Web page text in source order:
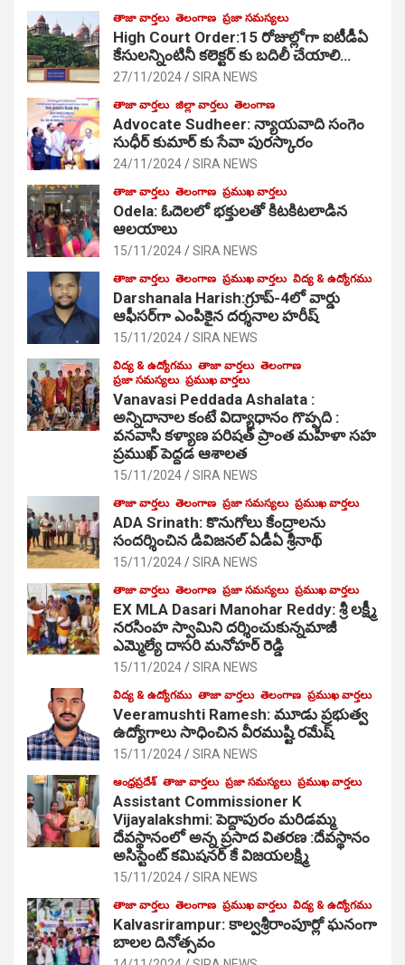
తాజా వార్తలు తెలంగాణ ప్రజా సమస్యలు
High Court Order:15 రోజుల్లోగా ఐటీడీఏ
కేసులన్నింటినీ కలెక్టర్ కు బదిలీ చేయాలి…
27/11/2024 SIRA NEWS
తాజా వార్తలు జిల్లా వార్తలు తెలంగాణ
Advocate Sudheer: న్యాయవాది సంగెం
సుధీర్ కుమార్ కు సేవా పురస్కారం
24/11/2024 SIRA NEWS
తాజా వార్తలు తెలంగాణ ప్రముఖ వార్తలు
Odela: ఓదెల‌లో భక్తులతో కిటకిటలాడిన
ఆల‌యాలు
15/11/2024 SIRA NEWS
తాజా వార్తలు తెలంగాణ ప్రముఖ వార్తలు విద్య & ఉద్యోగము
Darshanala Harish:గ్రూప్-4లో వార్డు
ఆఫీసర్‌గా ఎంపికైన దర్శనాల హరీష్
15/11/2024 SIRA NEWS
విద్య & ఉద్యోగము తాజా వార్తలు తెలంగాణ
ప్రజా సమస్యలు ప్రముఖ వార్తలు
Vanavasi Peddada Ashalata :
అన్నిదానాల కంటే విద్యాధానం గొప్పది :
వనవాసి కళ్యాణ పరిషత్ ప్రాంత మహిళా సహ
ప్రముఖ్ పెద్దడ ఆశాలత
15/11/2024 SIRA NEWS
తాజా వార్తలు తెలంగాణ ప్రజా సమస్యలు ప్రముఖ వార్తలు
ADA Srinath: కొనుగోలు కేంద్రాల‌ను
సంద‌ర్శించిన డివిజనల్ ఏడీఏ శ్రీనాథ్
15/11/2024 SIRA NEWS
తాజా వార్తలు తెలంగాణ ప్రజా సమస్యలు ప్రముఖ వార్తలు
EX MLA Dasari Manohar Reddy: శ్రీ లక్ష్మీ
నరసింహ స్వామిని దర్శించుకున్నమాజీ
ఎమ్మెల్యే దాసరి మనోహర్ రెడ్డి
15/11/2024 SIRA NEWS
విద్య & ఉద్యోగము తాజా వార్తలు తెలంగాణ ప్రముఖ వార్తలు
Veeramushti Ramesh: మూడు ప్రభుత్వ
ఉద్యోగాలు సాధించిన వీరముష్టి రమేష్
15/11/2024 SIRA NEWS
ఆంధ్రప్రదేశ్ తాజా వార్తలు ప్రజా సమస్యలు ప్రముఖ వార్తలు
Assistant Commissioner K
Vijayalakshmi: పెద్దాపురం మరిడమ్మ
దేవస్థానంలో అన్న ప్రసాద వితరణ :దేవస్థానం
అసిస్టెంట్ కమిషనర్ కే విజయలక్ష్మి
15/11/2024 SIRA NEWS
తాజా వార్తలు తెలంగాణ ప్రముఖ వార్తలు విద్య & ఉద్యోగము
Kalvasrirampur: కాల్వశ్రీరాంపూర్లో ఘనంగా
బాలల దినోత్సవం